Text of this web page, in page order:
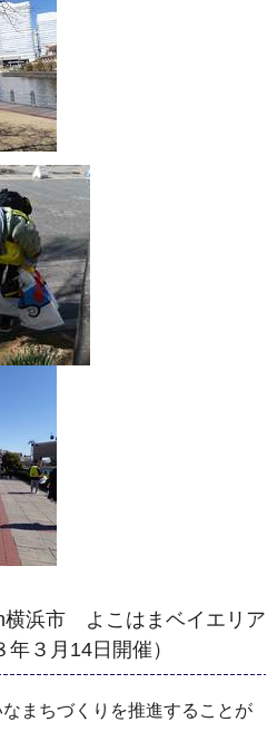
横浜市 よこはまベイエリア
３月14日開催）
まちづくりを推進することが